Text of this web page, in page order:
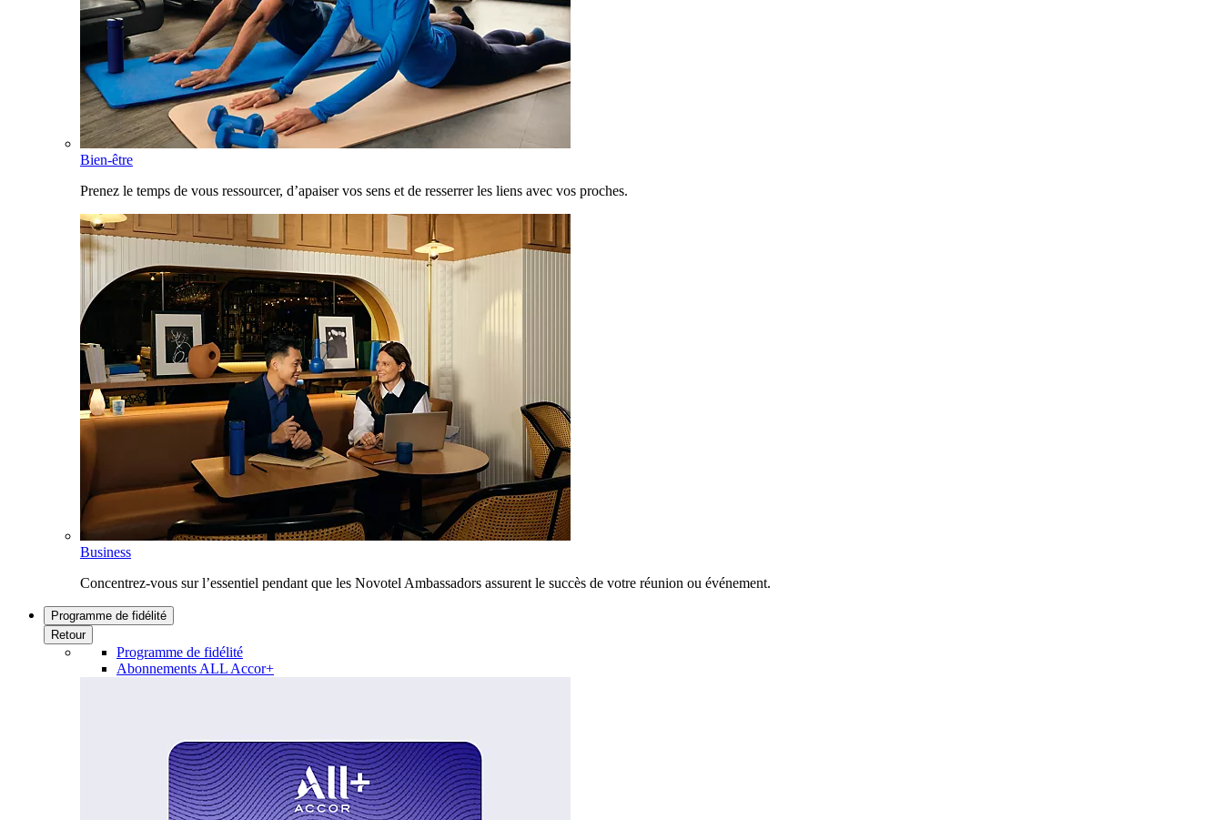
Bien-être
Prenez le temps de vous ressourcer, d’apaiser vos sens et de resserrer les liens avec vos proches.
Business
Concentrez-vous sur l’essentiel pendant que les Novotel Ambassadors assurent le succès de votre réunion ou événement.
Programme de fidélité
Retour
Programme de fidélité
Abonnements ALL Accor+